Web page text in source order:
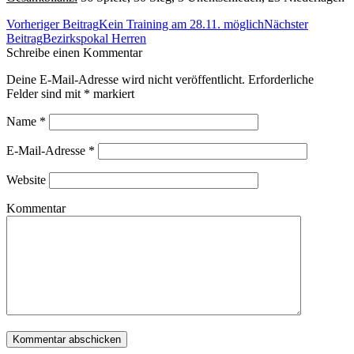
Beitrags-
Navigation
Vorheriger BeitragKein Training am 28.11. möglichNächster
BeitragBezirkspokal Herren
Schreibe einen Kommentar
Deine E-Mail-Adresse wird nicht veröffentlicht. Erforderliche
Felder sind mit * markiert
Name *
E-Mail-Adresse *
Website
Kommentar